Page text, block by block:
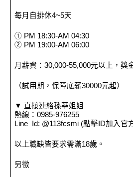
每月自排休4~5天
① PM 18:30-AM 04:30
② PM 19:00-AM 06:00
月薪資：30,000-55,000元以上，獎
（試用期，保障底薪30000元起）
▼ 直接連絡孫華姐姐
熱線：0985-976255
Line Id: @113fcsmi (點擊ID加入官
以上職缺皆要求需滿18歲。
另徵